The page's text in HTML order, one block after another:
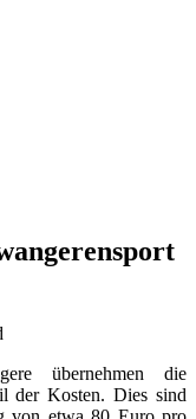
übernehmen die
der Kosten. Dies sind